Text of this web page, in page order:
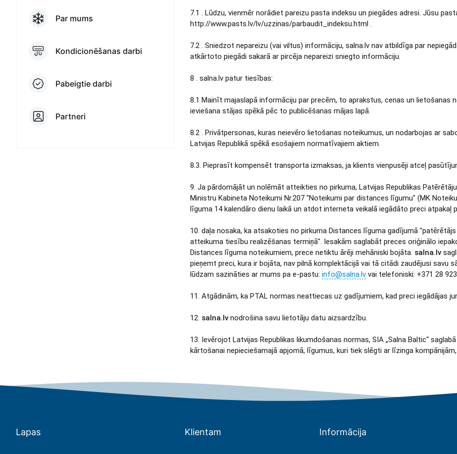
Par mums
Kondicionēšanas darbi
Pabeigtie darbi
Partneri
7.1 . Lūdzu, vienmēr norādiet pareizu pasta indeksu un piegādes adresi. Jūsu
http://www.pasts.lv/lv/uzzinas/parbaudit_indeksu.html .
7.2 . Sniedzot nepareizu (vai viltus) informāciju, salna.lv nav atbildīga par
atkārtoto piegādi sakarā ar pircēja nepareizi sniegto informāciju.
8 . salna.lv patur tiesības:
8.1 Mainīt majaslapā informāciju par precēm, to aprakstus, cenas un lietošanas
ieviešana stājas spēkā pēc to publicēšanas mājas lapā.
8.2 . Privātpersonas, kuras neievēro lietošanas noteikumus, un nodarbojas ar
Latvijas Republikā spēkā esošajiem normatīvajiem aktiem.
8.3. Pieprasīt kompensēt transporta izmaksas, ja klients vienpusēji atceļ
9. Ja pārdomājāt un nolēmāt atteikties no pirkuma, Latvijas Republikas
Ministru Kabineta Noteikumi Nr.207 "Noteikumi par distances līgumu" (MK
līguma 14 kalendāro dienu laikā un atdot interneta veikalā iegādāto preci atpakaļ
10. daļa nosaka, ka atsakoties no pirkuma Distances līguma gadījumā
atteikuma tiesību realizēšanas termiņā". Iesakām saglabāt preces oriģinālo
Distances līguma noteikumiem, prece netiktu ārēji mehāniski bojāta. salna.lv
pieņemt preci, kura ir bojāta, nav pilnā komplektācijā vai tā citādi zaudējusi savu
lūdzam sazināties ar mums pa e-pastu: info@salna.lv vai telefoniski: +371 28
11. Atgādinām, ka PTAL normas neattiecas uz gadījumiem, kad preci iegādājas
12. salna.lv nodrošina savu lietotāju datu aizsardzību.
13. Ievērojot Latvijas Republikas likumdošanas normas, SIA „Salna Baltic“
kārtošanai nepieciešamajā apjomā, līgumus, kuri tiek slēgti ar līzinga
Lapas Klientam Informācija